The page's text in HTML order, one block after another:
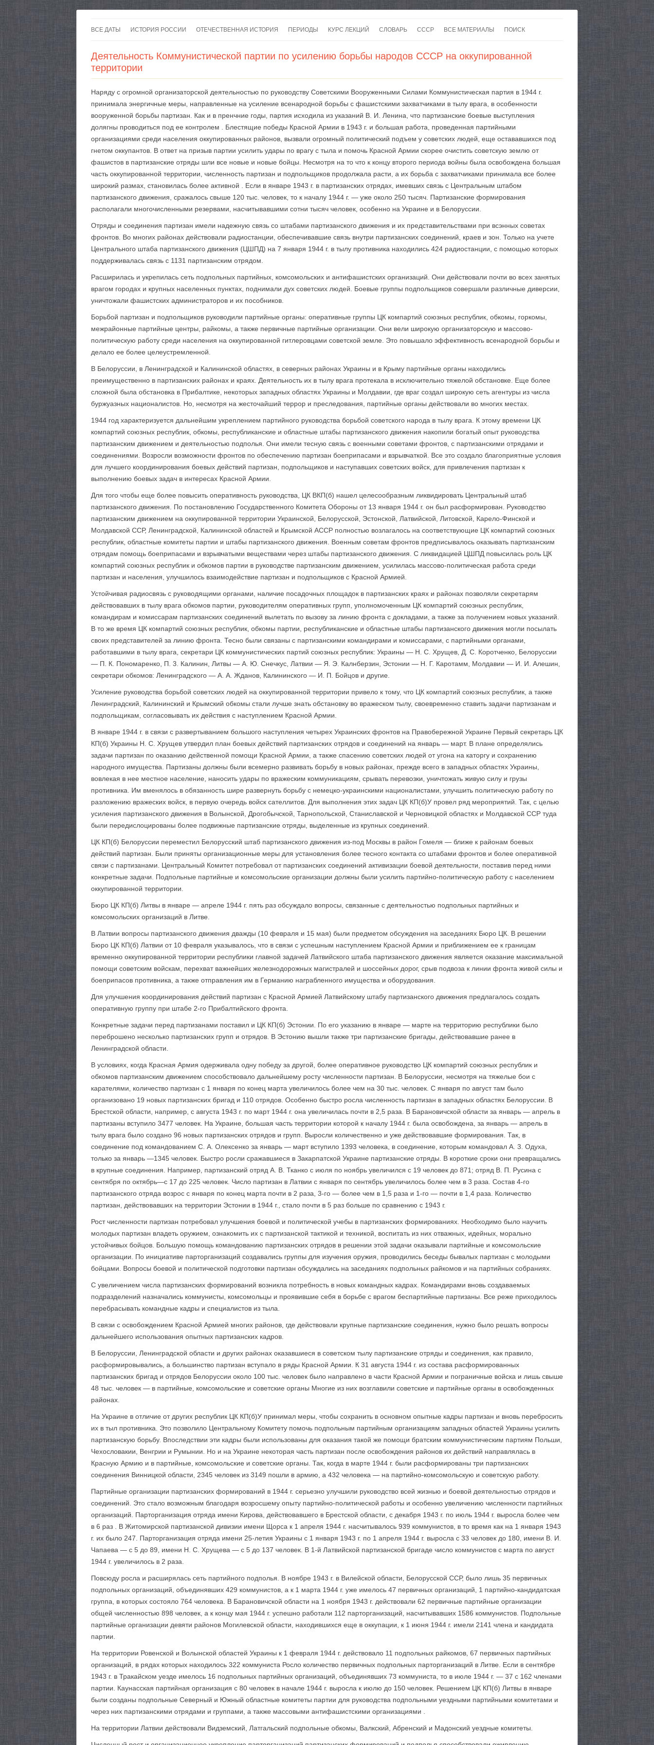
к
ВСЕ ДАТЫ ИСТОРИЯ РОССИИ ОТЕЧЕСТВЕННАЯ ИСТОРИЯ ПЕРИОДЫ КУРС ЛЕКЦИЙ СЛОВАРЬ СССР ВСЕ МАТЕРИАЛЫ
КАРТЫ
ПОИСК
Деятельность Коммунистической партии по усилению борьбы народов СССР на оккупированной
территории
Наряду с огромной организаторской деятельностью по руководству Советскими Вооруженными Силами Коммунистическая партия в 1944 г.
принимала энергичные меры, направленные на усиление всенародной борьбы с фашистскими захватчиками в тылу врага, в особенности
вооруженной борьбы партизан. Как и в пренчние годы, партия исходила из указаний В. И. Ленина, что партизанские боевые выступления
долягны проводиться под ее контролем . Блестящие победы Красной Армии в 1943 г. и большая работа, проведенная партийными
организациями среди населения оккупированных районов, вызвали огромный политический подъем у советских людей, еще остававшихся под
гнетом оккупантов. В ответ на призыв партии усилить удары по врагу с тыла и помочь Красной Армии скорее очистить советскую землю от
фашистов в партизанские отряды шли все новые и новые бойцы. Несмотря на то что к концу второго периода войны была освобождена большая
часть оккупированной территории, численность партизан и подпольщиков продолжала расти, а их борьба с захватчиками принимала все более
широкий размах, становилась более активной . Если в январе 1943 г. в партизанских отрядах, имевших связь с Центральным штабом
партизанского движения, сражалось свыше 120 тыс. человек, то к началу 1944 г. — уже около 250 тысяч. Партизанские формирования
располагали многочисленными резервами, насчитывавшими сотни тысяч человек, особенно на Украине и в Белоруссии.
Отряды и соединения партизан имели надежную связь со штабами партизанского движения и их представительствами при всэнных советах
фронтов. Во многих районах действовали радиостанции, обеспечивавшие связь внутри партизанских соединений, краев и зон. Только на учете
Центрального штаба партизанского движения (ЦШПД) на 7 января 1944 г. в тылу противника находились 424 радиостанции, с помощью которых
поддерживалась связь с 1131 партизанским отрядом.
Расширилась и укрепилась сеть подпольных партийных, комсомольских и антифашистских организаций. Они действовали почти во всех занятых
врагом городах и крупных населенных пунктах, поднимали дух советских людей. Боевые группы подпольщиков совершали различные диверсии,
уничтожали фашистских администраторов и их пособников.
Борьбой партизан и подпольщиков руководили партийные органы: оперативные группы ЦК компартий союзных республик, обкомы, горкомы,
межрайонные партийные центры, райкомы, а также первичные партийные организации. Они вели широкую организаторскую и массово-
политическую работу среди населения на оккупированной гитлеровцами советской земле. Это повышало эффективность всенародной борьбы и
делало ее более целеустремленной.
В Белоруссии, в Ленинградской и Калининской областях, в северных районах Украины и в Крыму партийные органы находились
преимущественно в партизанских районах и краях. Деятельность их в тылу врага протекала в исключительно тяжелой обстановке. Еще более
сложной была обстановка в Прибалтике, некоторых западных областях Украины и Молдавии, где враг создал широкую сеть агентуры из числа
буржуазных националистов. Но, несмотря на жесточайший террор и преследования, партийные органы действовали во многих местах.
1944 год характеризуется дальнейшим укреплением партийного руководства борьбой советского народа в тылу врага. К этому времени ЦК
компартий союзных республик, обкомы, республиканские и областные штабы партизанского движения накопили богатый опыт руководства
партизанским движением и деятельностью подполья. Они имели тесную связь с военными советами фронтов, с партизанскими отрядами и
соединениями. Возросли возможности фронтов по обеспечению партизан боеприпасами и взрывчаткой. Все это создало благоприятные условия
для лучшего координирования боевых действий партизан, подпольщиков и наступавших советских войск, для привлечения партизан к
выполнению боевых задач в интересах Красной Армии.
Для того чтобы еще более повысить оперативность руководства, ЦК ВКП(б) нашел целесообразным ликвидировать Центральный штаб
партизанского движения. По постановлению Государственного Комитета Обороны от 13 января 1944 г. он был расформирован. Руководство
партизанским движением на оккупированной территории Украинской, Белорусской, Эстонской, Латвийской, Литовской, Карело-Финской и
Молдавской ССР, Ленинградской, Калининской областей и Крымской АССР полно­стью возлагалось на соответствующие ЦК компартий союзных
республик, областные комитеты партии и штабы партизанского движения. Военным советам фронтов предписывалось оказывать партизанским
отрядам помощь боеприпасами и взрывчатыми веществами через штабы партизанского движения. С ликвидацией ЦШПД повысилась роль ЦК
компартий союзных республик и обкомов партии в руководстве партизанским движением, усилилась массово-политическая работа среди
партизан и населения, улучшилось взаимодействие партизан и подпольщиков с Красной Армией.
Устойчивая радиосвязь с руководящими органами, наличие посадочных площадок в партизанских краях и районах позволяли секретарям
действовавших в тылу врага обкомов партии, руководителям оперативных групп, уполномоченным ЦК компартий союзных республик,
командирам и комиссарам партизанских соединений вылетать по вызову за линию фронта с докладами, а также за получением новых указаний.
В то же время ЦК компартий союзных республик, обкомы партии, республиканские и областные штабы партизанского движения могли посылать
своих представителей за линию фронта. Тесно были связаны с партизанскими командирами и комиссарами, с партийными органами,
работавшими в тылу врага, секретари ЦК коммунистических партий союзных республик: Украины — Н. С. Хрущев, Д. С. Коротченко, Белоруссии
— П. К. Пономаренко, П. 3. Калинин, Литвы — А. Ю. Снечкус, Латвии — Я. Э. Калнберзин, Эстонии — Н. Г. Каротамм, Молдавии — И. И. Алешин,
секретари обкомов: Ленинградского — А. А. Жданов, Калининского — И. П. Бой­цов и другие.
Усиление руководства борьбой советских людей на оккупированной территории привело к тому, что ЦК компартий союзных республик, а также
Ленинградский, Калининский и Крымский обкомы стали лучше знать обстановку во вражеском тылу, своевременно ставить задачи партизанам и
подпольщикам, согласовывать их действия с наступлением Красной Армии.
В январе 1944 г. в связи с развертыванием большого наступления четырех Укра­инских фронтов на Правобережной Украине Первый секретарь ЦК
КП(б) Украины Н. С. Хрущев утвердил план боевых действий партизанских отрядов и соединений на январь — март. В плане определялись
задачи партизан по оказанию действенной помощи Красной Армии, а также спасению советских людей от угона на каторгу и со­хранению
народного имущества. Партизаны должны были всемерно развивать борьбу в новых районах, прежде всего в западных областях Украины,
вовлекая в нее местное население, наносить удары по вражеским коммуникациям, срывать перевоз­ки, уничтожать живую силу и грузы
противника. Им вменялось в обязанность шире развернуть борьбу с немецко-украинскими националистами, улучшить политическую работу по
разложению вражеских войск, в первую очередь войск сателлитов. Для выполнения этих задач ЦК КП(б)У провел ряд мероприятий. Так, с целью
усиления партизанского движения в Волынской, Дрогобычской, Тарнопольской, Станиславской и Черновицкой областях и Молдавской ССР туда
были передислоцированы более подвижные партизанские отряды, выделенные из крупных соединений.
ЦК КП(б) Белоруссии переместил Белорусский штаб партизанского движения из-под Москвы в район Гомеля — ближе к районам боевых
действий партизан. Были приняты организационные меры для установления более тесного контакта со штабами фронтов и более оперативной
связи с партизанами. Центральный Комитет потребовал от партизанских соединений активизации боевой деятельности, поставив перед ними
конкретные задачи. Подпольные партийные и комсомольские организации должны были усилить партийно-политическую работу с населением
оккупированной территории.
Бюро ЦК КП(б) Литвы в январе — апреле 1944 г. пять раз обсуждало вопросы, связанные с деятельностью подпольных партийных и
комсомольских организаций в Литве.
В Латвии вопросы партизанского движения дважды (10 февраля и 15 мая) были предметом обсуждения на заседаниях Бюро ЦК. В решении
Бюро ЦК КП(б) Латвии от 10 февраля указывалось, что в связи с успешным наступлением Красной Армии и приближением ее к границам
временно оккупированной территории республики главной задачей Латвийского штаба партизанского движения является оказание максимальной
помощи советским войскам, перехват важнейших железнодорожных магистралей и шоссейных дорог, срыв подвоза к линии фронта живой силы и
боеприпасов противника, а также отправления им в Германию награбленного имущества и оборудования.
Для улучшения координирования действий партизан с Красной Армией Латвийскому штабу партизанского движения предлагалось создать
оперативную группу при штабе 2-го Прибалтийского фронта.
Конкретные задачи перед партизанами поставил и ЦК КП(б) Эстонии. По его указанию в январе — марте на территорию республики было
переброшено несколько партизанских групп и отрядов. В Эстонию вышли также три партизанские бригады, действовавшие ранее в
Ленинградской области.
В условиях, когда Красная Армия одерживала одну победу за другой, более оперативное руководство ЦК компартий союзных республик и
обкомов партизанским движением способствовало дальнейшему росту численности партизан. В Белоруссии, несмотря на тяжелые бои с
карателями, количество партизан с 1 января по конец марта увеличилось более чем на 30 тыс. человек. С января по август там было
организовано 19 новых партизанских бригад и 110 отрядов. Особенно быстро росла численность партизан в западных областях Белоруссии. В
Брестской области, например, с августа 1943 г. по март 1944 г. она увеличилась почти в 2,5 раза. В Барановичской области за январь — апрель в
партизаны вступило 3477 человек. На Украине, большая часть территории которой к началу 1944 г. была освобождена, за январь — апрель в
тылу врага было создано 96 новых партизанских отрядов и групп. Выросли количественно и уже действовавшие формирования. Так, в
соединение под командо­ванием С. А. Олексенко за январь — март вступило 1393 человека, в соединение, которым командовал А. 3. Одуха,
только за январь —1345 человек. Быстро росли сра­жавшиеся в Закарпатской Украине партизанские отряды. В короткие сроки они превращались
в крупные соединения. Например, партизанский отряд А. В. Тканко с июля по ноябрь увеличился с 19 человек до 871; отряд В. П. Русина с
сентября по октябрь—с 17 до 225 человек. Число партизан в Латвии с января по сентябрь увеличилось более чем в 3 раза. Состав 4-го
партизанского отряда возрос с января по конец марта почти в 2 раза, 3-го — более чем в 1,5 раза и 1-го — почти в 1,4 раза. Количество
партизан, действовавших на территории Эстонии в 1944 г., стало почти в 5 раз больше по сравнению с 1943 г.
Рост численности партизан потребовал улучшения боевой и политической учебы в партизанских формированиях. Необходимо было научить
молодых партизан владеть оружием, ознакомить их с партизанской тактикой и техникой, воспитать из них отважных, идейных, морально
устойчивых бойцов. Большую помощь командованию партизанских отрядов в решении этой задачи оказывали партийные и комсомольские
организации. По инициативе парторганизаций создавались группы для изучения оружия, проводились беседы бывалых партизан с молодыми
бойцами. Вопросы боевой и политической подготовки партизан обсуждались на заседаниях подпольных райкомов и на партийных собраниях.
С увеличением числа партизанских формирований возникла потребность в новых командных кадрах. Командирами вновь создаваемых
подразделений назначались коммунисты, комсомольцы и проявившие себя в борьбе с врагом беспартийные партизаны. Все реже приходилось
перебрасывать командные кадры и специалистов из тыла.
В связи с освобождением Красной Армией многих районов, где действовали крупные партизанские соединения, нужно было решать вопросы
дальнейшего использования опытных партизанских кадров.
В Белоруссии, Ленинградской области и других районах оказавшиеся в советском тылу партизанские отряды и соединения, как правило,
расформировывались, а большинство партизан вступало в ряды Красной Армии. К 31 августа 1944 г. из состава расформированных
партизанских бригад и отрядов Белоруссии около 100 тыс. человек было направлено в части Красной Армии и пограничные войска и лишь свыше
48 тыс. человек — в партийные, комсомольские и советские органы Многие из них возглавили советские и партийные органы в освобожденных
районах.
На Украине в отличие от других республик ЦК КП(б)У принимал меры, чтобы сохранить в основном опытные кадры партизан и вновь перебросить
их в тыл противника. Это позволило Центральному Комитету помочь подпольным партийным организациям западных областей Украины усилить
партизанскую борьбу. Впоследствии эти кадры были использованы для оказания такой же помощи братским коммунистическим партиям Польши,
Чехословакии, Венгрии и Румынии. Но и на Украине некоторая часть партизан после освобождения районов их действий направлялась в
Красную Армию и в партийные, комсомольские и советские органы. Так, когда в марте 1944 г. были расформированы три партизанских
соединения Винницкой области, 2345 человек из 3149 пошли в армию, а 432 человека — на партийно-комсомольскую и советскую работу.
Партийные организации партизанских формирований в 1944 г. серьезно улучшили руководство всей жизнью и боевой деятельностью отрядов и
соединений. Это стало возможным благодаря возросшему опыту партийно-политической работы и особенно увеличению численности партийных
организаций. Парторганизация отряда имени Кирова, действовавшего в Брестской области, с декабря 1943 г. по июль 1944 г. выросла более чем
в 6 раз . В Житомирской партизанской дивизии имени Щорса к 1 апреля 1944 г. насчитывалось 939 коммунистов, в то время как на 1 января 1943
г. их было 247. Парторганизация отряда имени 25-летия Украины с 1 января 1943 г. по 1 апреля 1944 г. выросла с 33 человек до 180, имени В. И.
Чапаева — с 5 до 89, имени Н. С. Хрущева — с 5 до 137 человек. В 1-й Латвийской партизанской бригаде число коммунистов с марта по август
1944 г. увеличилось в 2 раза.
Повсюду росла и расширялась сеть партийного подполья. В ноябре 1943 г. в Вилейской области, Белорусской ССР, было лишь 35 первичных
подпольных организаций, объединявших 429 коммунистов, а к 1 марта 1944 г. уже имелось 47 первичных организаций, 1 партийно-кандидатская
группа, в которых состояло 764 человека. В Барановичской области на 1 ноября 1943 г. действовали 62 первичные партий­ные организации
общей численностью 898 человек, а к концу мая 1944 г. успешно работали 112 парторганизаций, насчитывавших 1586 коммунистов. Подпольные
партийные организации девяти районов Могилевской области, находившихся еще в оккупации, к 1 июня 1944 г. имели 2141 члена и кандидата
партии.
На территории Ровенской и Волынской областей Украины к 1 февраля 1944 г. действовало 11 подпольных райкомов, 67 первичных партийных
организаций, в рядах которых находилось 322 коммуниста Росло количество первичных подпольных парторганизаций в Литве. Если в сентябре
1943 г. в Тракайском уезде имелось 16 подпольных партийных организаций, объединявших 73 коммуниста, то в июле 1944 г. — 37 с 162 членами
партии. Каунасская партийная организация с 80 человек в начале 1944 г. выросла к июлю до 150 человек. Решением ЦК КП(б) Литвы в январе
были созданы подпольные Северный и Южный областные комитеты партии для руководства подпольными уездными партийными комитетами и
через них партизанскими отрядами и группами, а также массовыми антифашистскими организациями .
На территории Латвии действовали Видземский, Латгальский подпольные обкомы, Валкский, Абренский и Мадонский уездные комитеты.